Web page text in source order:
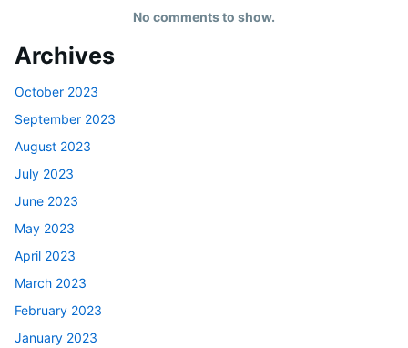
No comments to show.
Archives
October 2023
September 2023
August 2023
July 2023
June 2023
May 2023
April 2023
March 2023
February 2023
January 2023